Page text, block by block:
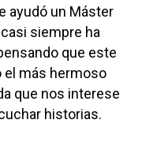
ayudó un Máster
siempre ha
que este
el más hermoso
que nos interese
historias.